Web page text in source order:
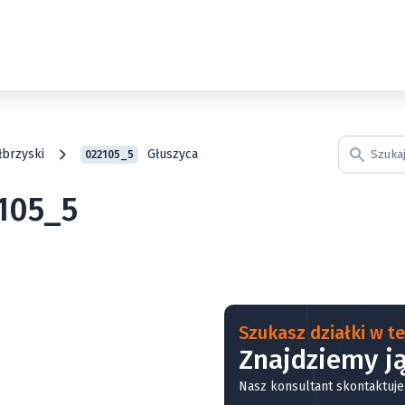
022105_5 Głuszyca
Szukasz działki w
Znajdziemy
Nasz konsultant